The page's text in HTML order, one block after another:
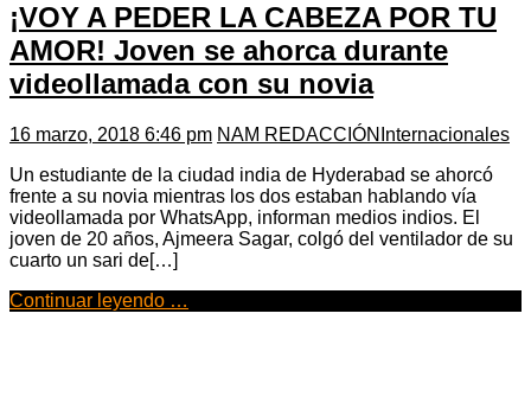
¡VOY A PEDER LA CABEZA POR TU
AMOR! Joven se ahorca durante
videollamada con su novia
16 marzo, 2018 6:46 pm NAM REDACCIÓN Internacionales
Un estudiante de la ciudad india de Hyderabad se ahorcó
frente a su novia mientras los dos estaban hablando vía
videollamada por WhatsApp, informan medios indios. El
joven de 20 años, Ajmeera Sagar, colgó del ventilador de su
cuarto un sari de[…]
Continuar leyendo …